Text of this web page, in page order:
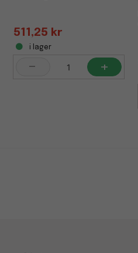
511,25 kr
i lager
- +